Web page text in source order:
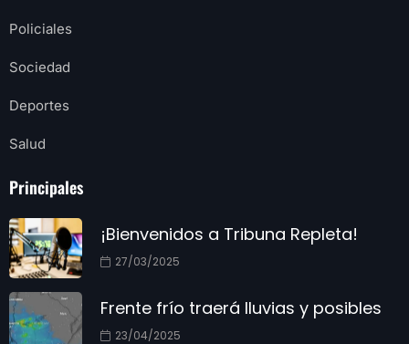
Policiales
Sociedad
Deportes
Salud
Principales
¡Bienvenidos a Tribuna Repleta!
27/03/2025
Frente frío traerá lluvias y posibles
23/04/2025